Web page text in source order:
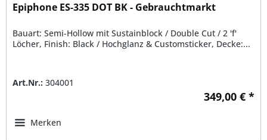
Epiphone ES-335 DOT BK - Gebrauchtmarkt
Bauart: Semi-Hollow mit Sustainblock / Double Cut / 2 'f'
Löcher, Finish: Black / Hochglanz & Customsticker, Decke:...
Art.Nr.: 304001
349,00 € *
Merken